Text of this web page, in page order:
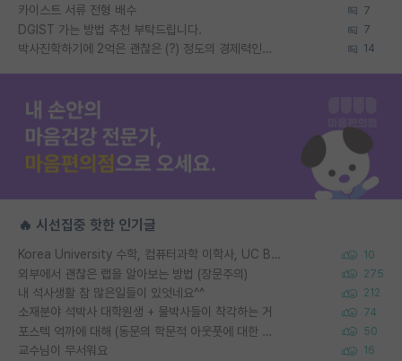
카이스트 서류 전형 배수 7
DGIST 가는 방법 추천 부탁드립니다. 7
박사진학하기에 2억은 괜찮은 (?) 정도의 경제력인가요 14
🔥 시선집중 핫한 인기글
Korea University 수학, 컴퓨터과학 이학사, UC Berkeley 산업공학 대학원 공학박사가 되는 것은 쉽지 않겠죠? 10
외부에서 괜찮은 랩을 알아보는 방법 (장문주의) 275
내 석사생활 참 많은일들이 있엇네요^^ 212
소재분야 석박사 대학원생 + 물박사들이 착각하는 거 74
포스텍 억까에 대해 (동문의 학문적 아웃풋에 대한 반박) 50
교수님이 무서워요 16